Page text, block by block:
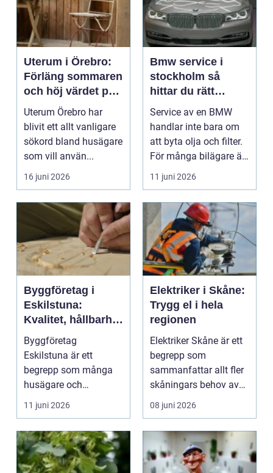
Uterum i Örebro:
Förläng sommaren
och höj värdet på
huset
Uterum Örebro har
blivit ett allt vanligare
sökord bland husägare
som vill använ...
16 juni 2026
Bmw service i
stockholm så
hittar du rätt
verkstad för din bil
Service av en BMW
handlar inte bara om
att byta olja och filter.
För många bilägare är
bilen en vikt...
11 juni 2026
Byggföretag i
Eskilstuna:
Kvalitet, hållbarhet
och tryggt
genomförda
projekt
Byggföretag
Eskilstuna är ett
begrepp som många
husägare och
fastighetsäga...
11 juni 2026
Elektriker i Skåne:
Trygg el i hela
regionen
Elektriker Skåne är ett
begrepp som
sammanfattar allt fler
skåningars behov av
s&au...
08 juni 2026